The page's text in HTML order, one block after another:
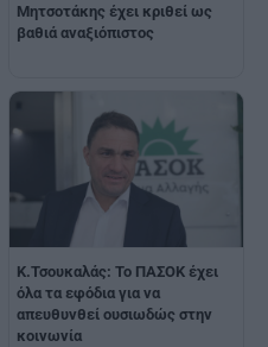
Μητσοτάκης έχει κριθεί ως
βαθιά αναξιόπιστος
Κ.Τσουκαλάς: Το ΠΑΣΟΚ έχει
όλα τα εφόδια για να
απευθυνθεί ουσιωδώς στην
κοινωνία